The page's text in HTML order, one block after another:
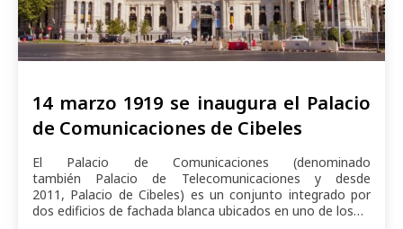
14 marzo 1919 se inaugura el Palacio
de Comunicaciones de Cibeles
El Palacio de Comunicaciones (denominado
también Palacio de Telecomunicaciones y desde
2011, Palacio de Cibeles) es un conjunto integrado por
dos edificios de fachada blanca ubicados en uno de los…